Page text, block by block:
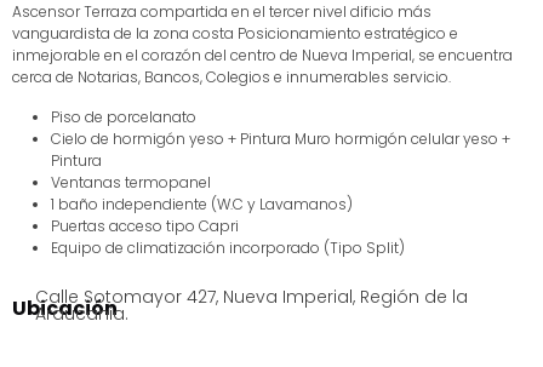
Ascensor Terraza compartida en el tercer nivel dificio más
vanguardista de la zona costa Posicionamiento estratégico e
inmejorable en el corazón del centro de Nueva Imperial, se encuentra
cerca de Notarias, Bancos, Colegios e innumerables servicio.
Piso de porcelanato
Cielo de hormigón yeso + Pintura Muro hormigón celular yeso +
Pintura
Ventanas termopanel
1 baño independiente (W.C y Lavamanos)
Puertas acceso tipo Capri
Equipo de climatización incorporado (Tipo Split)
Ubicación
Calle Sotomayor 427, Nueva Imperial, Región de la
Araucania.